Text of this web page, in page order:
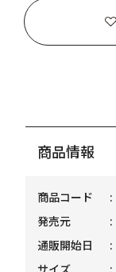
商品情報
商品コード
発売元
通販開始日
サイズ